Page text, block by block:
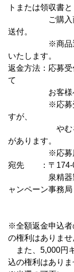
トまたは領収書と
ご購入商品の
送付。
※商品返送の
いたします。
返金方法：応募
て
お客様へ直接
※応募受付後
すが、
やむを得な
があります。
※応募用紙は
宛先 ：〒174-
泉精器製作
ャンペーン事務局
※全額返金申込者
の権利はありませ
また、5,000円
込の権利はありま